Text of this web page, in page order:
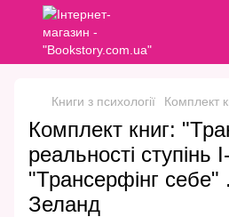
Книги з психології Комплект
Комплект книг:
реальності ступінь
"Трансерфінг
Зеланд